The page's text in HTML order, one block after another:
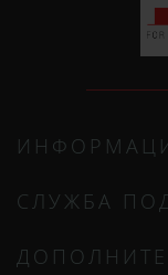
СЛУЖБА